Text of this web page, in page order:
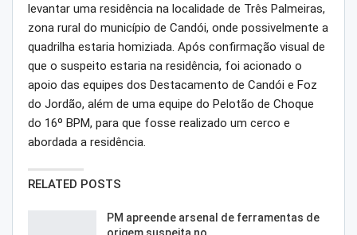
levantar uma residência na localidade de Três Palmeiras,
zona rural do município de Candói, onde possivelmente a
quadrilha estaria homiziada. Após confirmação visual de
que o suspeito estaria na residência, foi acionado o
apoio das equipes dos Destacamento de Candói e Foz
do Jordão, além de uma equipe do Pelotão de Choque
do 16º BPM, para que fosse realizado um cerco e
abordada a residência.
RELATED POSTS
PM apreende arsenal de ferramentas de
origem suspeita no…